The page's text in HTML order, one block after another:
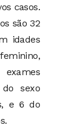
casos.
são 32
idades
sexo
e 6 do